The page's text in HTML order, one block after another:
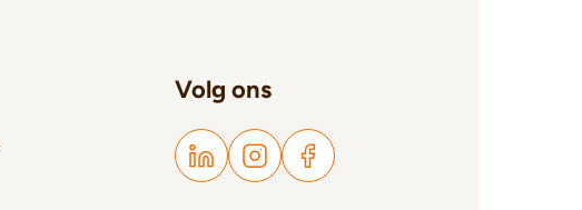
Volg ons